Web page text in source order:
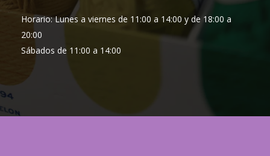
Horario: Lunes a viernes de 11:00 a 14:00 y de 18:00 a
20:00
Sábados de 11:00 a 14:00